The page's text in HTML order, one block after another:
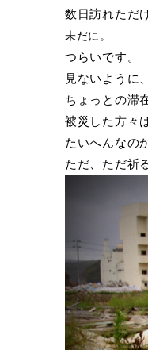
数日訪れただ
未だに。
つらいです。
見ないように
ちょっとの滞
被災した方々
たいへんなの
ただ、ただ祈